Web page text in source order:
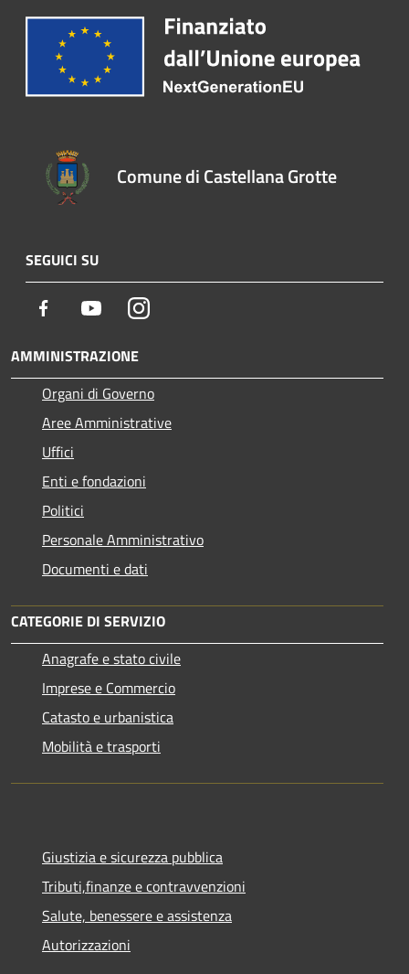
Comune di Castellana Grotte
SEGUICI SU
Facebook YoutubeInstagram
AMMINISTRAZIONE
Organi di Governo
Aree Amministrative
Uffici
Enti e fondazioni
Politici
Personale Amministrativo
Documenti e dati
CATEGORIE DI SERVIZIO
Anagrafe e stato civile
Imprese e Commercio
Catasto e urbanistica
Mobilità e trasporti
Giustizia e sicurezza pubblica
Tributi,finanze e contravvenzioni
Salute, benessere e assistenza
Autorizzazioni